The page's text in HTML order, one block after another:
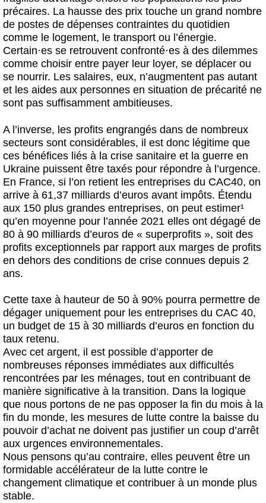
précaires. La hausse des prix touche un grand nombre
de postes de dépenses contraintes du quotidien
comme le logement, le transport ou l’énergie.
Certain·es se retrouvent confronté·es à des dilemmes
comme choisir entre payer leur loyer, se déplacer ou
se nourrir. Les salaires, eux, n’augmentent pas autant
et les aides aux personnes en situation de précarité ne
sont pas suffisamment ambitieuses.
A l’inverse, les profits engrangés dans de nombreux
secteurs sont considérables, il est donc légitime que
ces bénéfices liés à la crise sanitaire et la guerre en
Ukraine puissent être taxés pour répondre à l’urgence.
En France, si l’on retient les entreprises du CAC40, on
arrive à 61,37 milliards d’euros avant impôts. Étendu
aux 150 plus grandes entreprises, on peut estimer¹
qu’en moyenne pour l’année 2021 elles ont dégagé de
80 à 90 milliards d’euros de « superprofits », soit des
profits exceptionnels par rapport aux marges de profits
en dehors des conditions de crise connues depuis 2
ans.
Cette taxe à hauteur de 50 à 90% pourra permettre de
dégager uniquement pour les entreprises du CAC 40,
un budget de 15 à 30 milliards d’euros en fonction du
taux retenu.
Avec cet argent, il est possible d’apporter de
nombreuses réponses immédiates aux difficultés
rencontrées par les ménages, tout en contribuant de
manière significative à la transition. Dans la logique
que nous portons de ne pas opposer la fin du mois à la
fin du monde, les mesures de lutte contre la baisse du
pouvoir d’achat ne doivent pas justifier un coup d’arrêt
aux urgences environnementales.
Nous pensons qu’au contraire, elles peuvent être un
formidable accélérateur de la lutte contre le
changement climatique et contribuer à un monde plus
stable.